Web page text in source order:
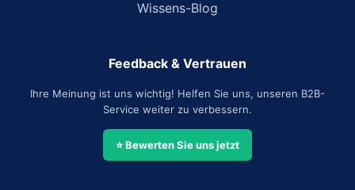
Wissens-Blog
Feedback & Vertrauen
Ihre Meinung ist uns wichtig! Helfen Sie uns, unseren B2B-
Service weiter zu verbessern.
⭐ Bewerten Sie uns jetzt